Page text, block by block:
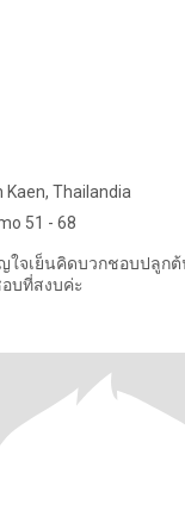
Kaen, Thailandia
51 - 68
จเย็นคิดบวกชอบปลูก
บที่สงบค่ะ